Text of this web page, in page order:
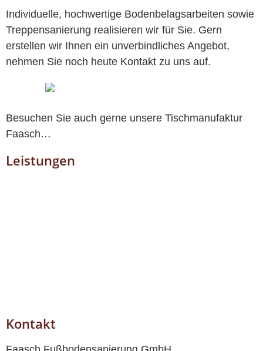
Individuelle, hochwertige Bodenbelagsarbeiten sowie
Treppensanierung realisieren wir für Sie. Gern
erstellen wir Ihnen ein unverbindliches Angebot,
nehmen Sie noch heute Kontakt zu uns auf.
Besuchen Sie auch gerne unsere Tischmanufaktur
Faasch…
Leistungen
Kontakt